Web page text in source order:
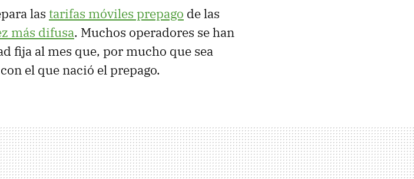
las tarifas móviles prepago de las
más difusa. Muchos operadores se han
fija al mes que, por mucho que sea
con el que nació el prepago.